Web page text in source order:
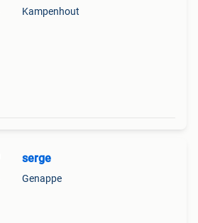
Kampenhout
serge
Genappe